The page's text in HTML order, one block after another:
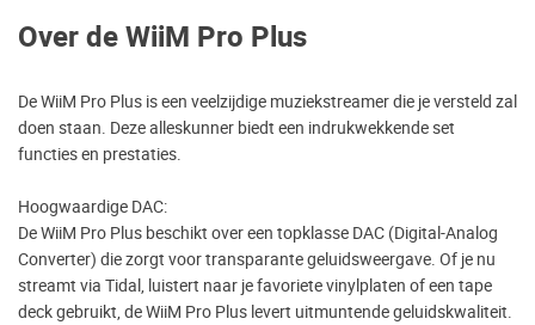
Over de WiiM Pro Plus
De WiiM Pro Plus is een veelzijdige muziekstreamer die je versteld zal
doen staan. Deze alleskunner biedt een indrukwekkende set
functies en prestaties.
Hoogwaardige DAC:
De WiiM Pro Plus beschikt over een topklasse DAC (Digital-Analog
Converter) die zorgt voor transparante geluidsweergave. Of je nu
streamt via Tidal, luistert naar je favoriete vinylplaten of een tape
deck gebruikt, de WiiM Pro Plus levert uitmuntende geluidskwaliteit.